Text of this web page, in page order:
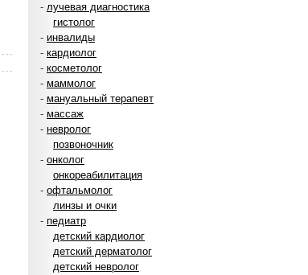
- лучевая диагностика
гистолог
- инвалиды
- кардиолог
- косметолог
- маммолог
- мануальный терапевт
- массаж
- невролог
позвоночник
- онколог
онкореабилитация
- офтальмолог
линзы и очки
- педиатр
детский кардиолог
детский дерматолог
детский невролог